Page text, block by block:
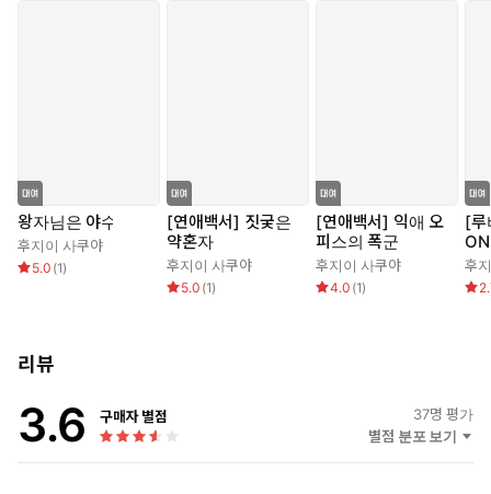
왕자님은 야수
후지이 사쿠야
5.0 (1)
[연애백서] 짓궂은
약혼자
후지이 사쿠야
5.0 (1)
[연애백서] 익애 오
피스의 폭군
후지이 사쿠야
4.0 (1)
[루
후
리뷰
3.6 구매자 별점 37명 평가
별점 분포 보기